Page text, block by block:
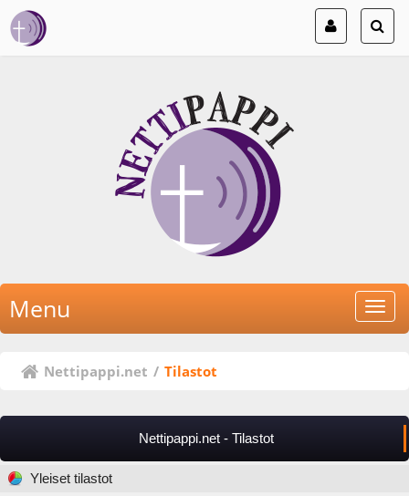
Menu
Nettipappi.net / Tilastot
Nettipappi.net - Tilastot
Yleiset tilastot